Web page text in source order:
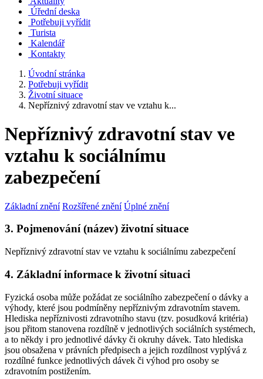
Úřední deska
Potřebuji vyřídit
Turista
Kalendář
Kontakty
Úvodní stránka
Potřebuji vyřídit
Životní situace
Nepříznivý zdravotní stav ve vztahu k...
Nepříznivý zdravotní stav ve
vztahu k sociálnímu
zabezpečení
Základní znění Rozšířené znění Úplné znění
3. Pojmenování (název) životní situace
Nepříznivý zdravotní stav ve vztahu k sociálnímu zabezpečení
4. Základní informace k životní situaci
Fyzická osoba může požádat ze sociálního zabezpečení o dávky a
výhody, které jsou podmíněny nepříznivým zdravotním stavem.
Hlediska nepříznivosti zdravotního stavu (tzv. posudková kritéria)
jsou přitom stanovena rozdílně v jednotlivých sociálních systémech,
a to někdy i pro jednotlivé dávky či okruhy dávek. Tato hlediska
jsou obsažena v právních předpisech a jejich rozdílnost vyplývá z
rozdílné funkce jednotlivých dávek či výhod pro osoby se
zdravotním postižením.